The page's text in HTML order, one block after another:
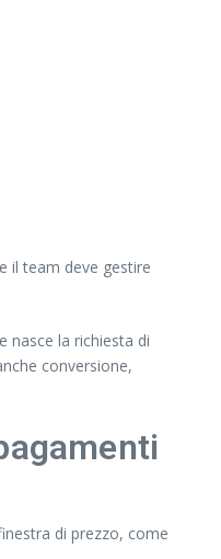
il team deve gestire
nasce la richiesta di
conversione,
di prezzo, come